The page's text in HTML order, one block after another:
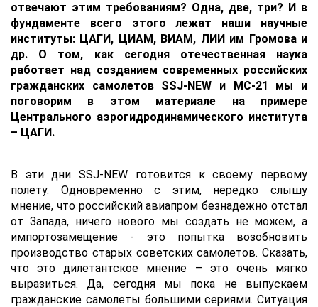
отвечают этим требованиям? Одна, две, три? И в
фундаменте всего этого лежат наши научные
институты: ЦАГИ, ЦИАМ, ВИАМ, ЛИИ им Громова и
др. О том, как сегодня отечественная наука
работает над созданием современных российских
гражданских самолетов SSJ-NEW и МС-21 мы и
поговорим в этом материале на примере
Центрального аэрогидродинамического института
– ЦАГИ.
В эти дни SSJ-NEW готовится к своему первому
полету. Одновременно с этим, нередко слышу
мнение, что российский авиапром безнадежно отстал
от Запада, ничего нового мы создать не можем, а
импортозамещение - это попытка возобновить
производство старых советских самолетов. Сказать,
что это дилетантское мнение – это очень мягко
выразиться. Да, сегодня мы пока не выпускаем
гражданские самолеты большими сериями. Ситуация